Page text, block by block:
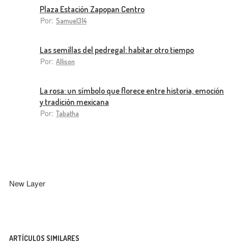
Plaza Estación Zapopan Centro
Por: Samuel314
Las semillas del pedregal: habitar otro tiempo
Por: Allison
La rosa: un símbolo que florece entre historia, emoción
y tradición mexicana
Por: Tabatha
New Layer
ARTÍCULOS SIMILARES